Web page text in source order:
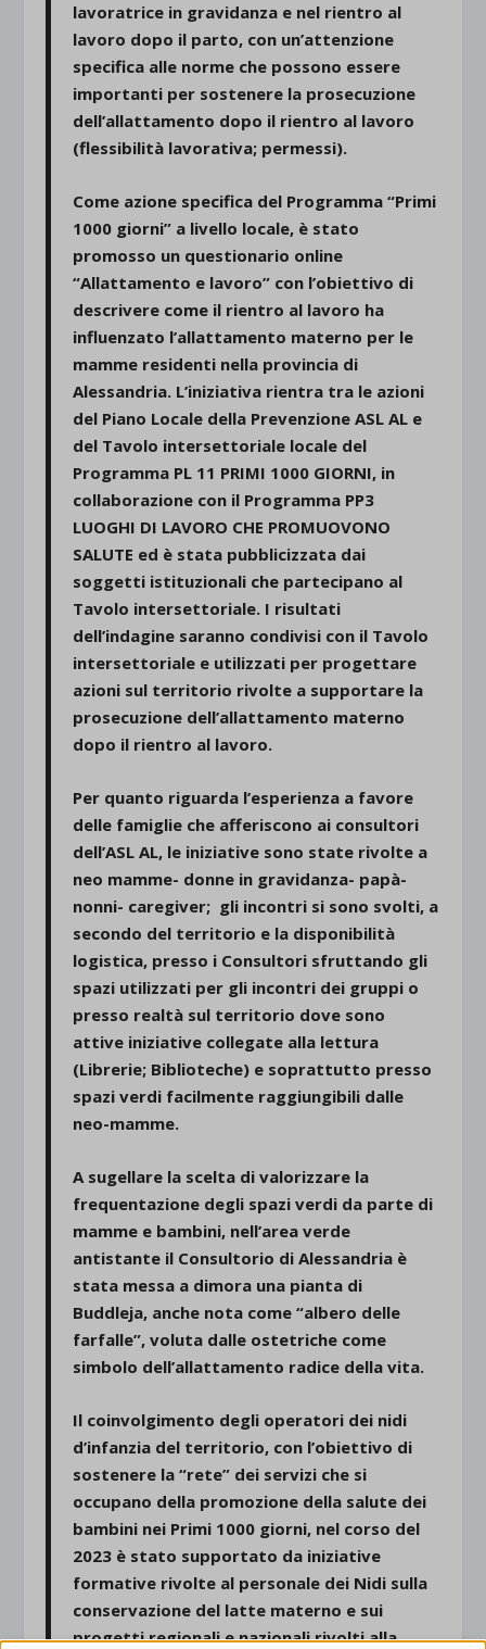
lavoratrice in gravidanza e nel rientro al
lavoro dopo il parto, con un’attenzione
specifica alle norme che possono essere
importanti per sostenere la prosecuzione
dell’allattamento dopo il rientro al lavoro
(flessibilità lavorativa; permessi).
Come azione specifica del Programma “Primi
1000 giorni” a livello locale, è stato
promosso un questionario online
“Allattamento e lavoro” con l’obiettivo di
descrivere come il rientro al lavoro ha
influenzato l’allattamento materno per le
mamme residenti nella provincia di
Alessandria. L’iniziativa rientra tra le azioni
del Piano Locale della Prevenzione ASL AL e
del Tavolo intersettoriale locale del
Programma PL 11 PRIMI 1000 GIORNI, in
collaborazione con il Programma PP3
LUOGHI DI LAVORO CHE PROMUOVONO
SALUTE ed è stata pubblicizzata dai
soggetti istituzionali che partecipano al
Tavolo intersettoriale. I risultati
dell’indagine saranno condivisi con il Tavolo
intersettoriale e utilizzati per progettare
azioni sul territorio rivolte a supportare la
prosecuzione dell’allattamento materno
dopo il rientro al lavoro.
Per quanto riguarda l’esperienza a favore
delle famiglie che afferiscono ai consultori
dell’ASL AL, le iniziative sono state rivolte a
neo mamme- donne in gravidanza- papà-
nonni- caregiver; gli incontri si sono svolti, a
secondo del territorio e la disponibilità
logistica, presso i Consultori sfruttando gli
spazi utilizzati per gli incontri dei gruppi o
presso realtà sul territorio dove sono
attive iniziative collegate alla lettura
(Librerie; Biblioteche) e soprattutto presso
spazi verdi facilmente raggiungibili dalle
neo-mamme.
A sugellare la scelta di valorizzare la
frequentazione degli spazi verdi da parte di
mamme e bambini, nell’area verde
antistante il Consultorio di Alessandria è
stata messa a dimora una pianta di
Buddleja, anche nota come “albero delle
farfalle”, voluta dalle ostetriche come
simbolo dell’allattamento radice della vita.
Il coinvolgimento degli operatori dei nidi
d’infanzia del territorio, con l’obiettivo di
sostenere la “rete” dei servizi che si
occupano della promozione della salute dei
bambini nei Primi 1000 giorni, nel corso del
2023 è stato supportato da iniziative
formative rivolte al personale dei Nidi sulla
conservazione del latte materno e sui
progetti regionali e nazionali rivolti alla